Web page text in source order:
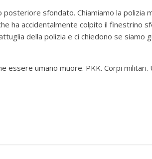
sfondato. Chiamiamo la polizia
ha accidentalmente colpito il finestrino
della polizia e ci chiedono se siamo
essere umano muore. PKK. Corpi militari.